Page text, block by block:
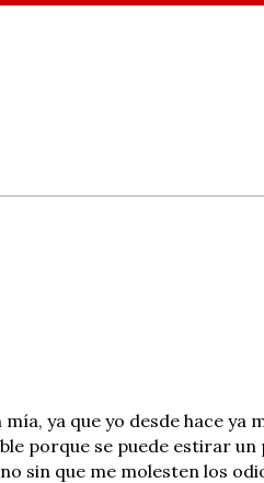
ya que yo desde hace ya
porque se puede estirar
sin que me molesten los